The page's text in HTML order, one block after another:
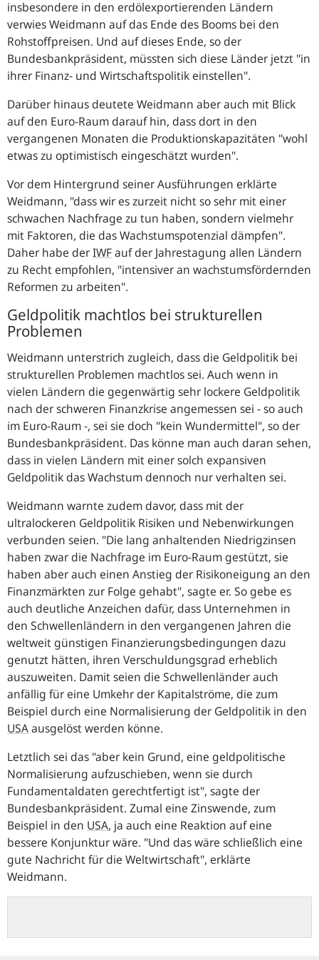
insbesondere in den erdölexportierenden Ländern
verwies Weidmann auf das Ende des Booms bei den
Rohstoffpreisen. Und auf dieses Ende, so der
Bundesbankpräsident, müssten sich diese Länder jetzt "in
ihrer Finanz- und Wirtschaftspolitik einstellen".
Darüber hinaus deutete Weidmann aber auch mit Blick
auf den Euro-Raum darauf hin, dass dort in den
vergangenen Monaten die Produktionskapazitäten "wohl
etwas zu optimistisch eingeschätzt wurden".
Vor dem Hintergrund seiner Ausführungen erklärte
Weidmann, "dass wir es zurzeit nicht so sehr mit einer
schwachen Nachfrage zu tun haben, sondern vielmehr
mit Faktoren, die das Wachstumspotenzial dämpfen".‎
Daher habe derIWFauf der Jahrestagung allen Ländern
zu Recht empfohlen, "intensiver an wachstumsfördernden
Reformen zu arbeiten".
Geldpolitik machtlos bei strukturellen
Problemen
Weidmann unterstrich zugleich, dass die Geldpolitik ‎bei
strukturellen Problemen machtlos sei. Auch wenn in
vielen Ländern die gegenwärtig sehr lockere Geldpolitik
nach der schweren Finanzkrise angemessen sei - so auch
im Euro-Raum -, sei sie doch "kein Wundermittel", so der
Bundesbankpräsident. Das könne man auch daran sehen,
dass in vielen Ländern mit einer solch expansiven
Geldpolitik das Wachstum dennoch nur verhalten sei.
Weidmann warnte zudem davor, dass mit der
ultralockeren Geldpolitik Risiken und Nebenwirkungen
verbunden seien.‎ "Die lang anhaltenden Niedrigzinsen
haben zwar die Nachfrage im Euro-Raum gestützt, sie
haben aber auch einen Anstieg der Risikoneigung an den
Finanzmärkten zur Folge gehabt", sagte er. So gebe es
auch deutliche Anzeichen dafür, dass Unternehmen in
den Schwellenländern in den vergangenen Jahren die
weltweit günstigen Finanzierungsbedingungen dazu
genutzt hätten, ihren Verschuldungsgrad erheblich
auszuweiten. Damit seien die Schwellenländer auch
anfällig für eine Umkehr der Kapitalströme, die zum
Beispiel durch eine Normalisierung der Geldpolitik in den
USAausgelöst werden könne.
Letztlich sei das "aber kein Grund, eine geldpolitische
Normalisierung aufzuschieben, wenn sie durch
Fundamentaldaten gerechtfertigt ist", sagte der
Bundesbankpräsident. Zumal eine Zinswende, zum
Beispiel in den USA, ja auch eine Reaktion auf eine
bessere Konjunktur wäre. "Und das wäre schließlich eine
gute Nachricht für die Weltwirtschaft", erklärte
Weidmann.